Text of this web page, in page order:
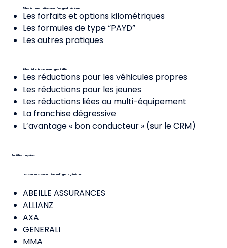
5. Les formules tarifées selon l’usage du véhicule
Les forfaits et options kilométriques
Les formules de type “PAYD”
Les autres pratiques
6. Les réductions et avantages fidélité
Les réductions pour les véhicules propres
Les réductions pour les jeunes
Les réductions liées au multi-équipement
La franchise dégressive
L’avantage « bon conducteur » (sur le CRM)
Sociétés analysées
Les assureurs avec un réseau d’agents généraux :
ABEILLE ASSURANCES
ALLIANZ
AXA
GENERALI
MMA